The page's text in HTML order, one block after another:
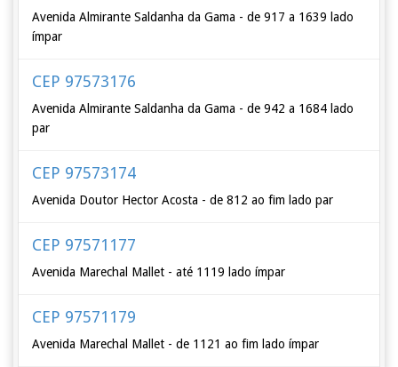
Avenida Almirante Saldanha da Gama - de 917 a 1639 lado
ímpar
CEP 97573176
Avenida Almirante Saldanha da Gama - de 942 a 1684 lado
par
CEP 97573174
Avenida Doutor Hector Acosta - de 812 ao fim lado par
CEP 97571177
Avenida Marechal Mallet - até 1119 lado ímpar
CEP 97571179
Avenida Marechal Mallet - de 1121 ao fim lado ímpar